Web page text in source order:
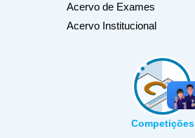
Acervo de Exames
Acervo Institucional
Competições